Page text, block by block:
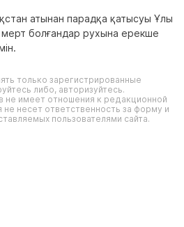
атынан парадқа қатысуы Ұлы
болғандар рухына ерекше
только зарегистрированные
либо, авторизуйтесь.
имеет отношения к редакционной
несет ответственность за форму и
пользователями сайта.